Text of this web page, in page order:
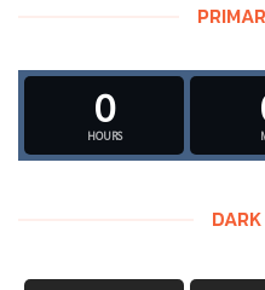
0
HOURS